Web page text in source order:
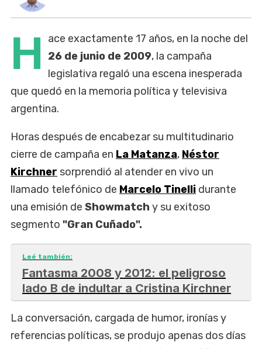
H
ace exactamente 17 años, en la noche del
26 de junio de 2009, la campaña
legislativa regaló una escena inesperada
que quedó en la memoria política y televisiva
argentina.
Horas después de encabezar su multitudinario
cierre de campaña en La Matanza, Néstor
Kirchner sorprendió al atender en vivo un
llamado telefónico de Marcelo Tinelli durante
una emisión de Showmatch y su exitoso
segmento "Gran Cuñado".
Leé también:
Fantasma 2008 y 2012: el peligroso
lado B de indultar a Cristina Kirchner
La conversación, cargada de humor, ironías y
referencias políticas, se produjo apenas dos días